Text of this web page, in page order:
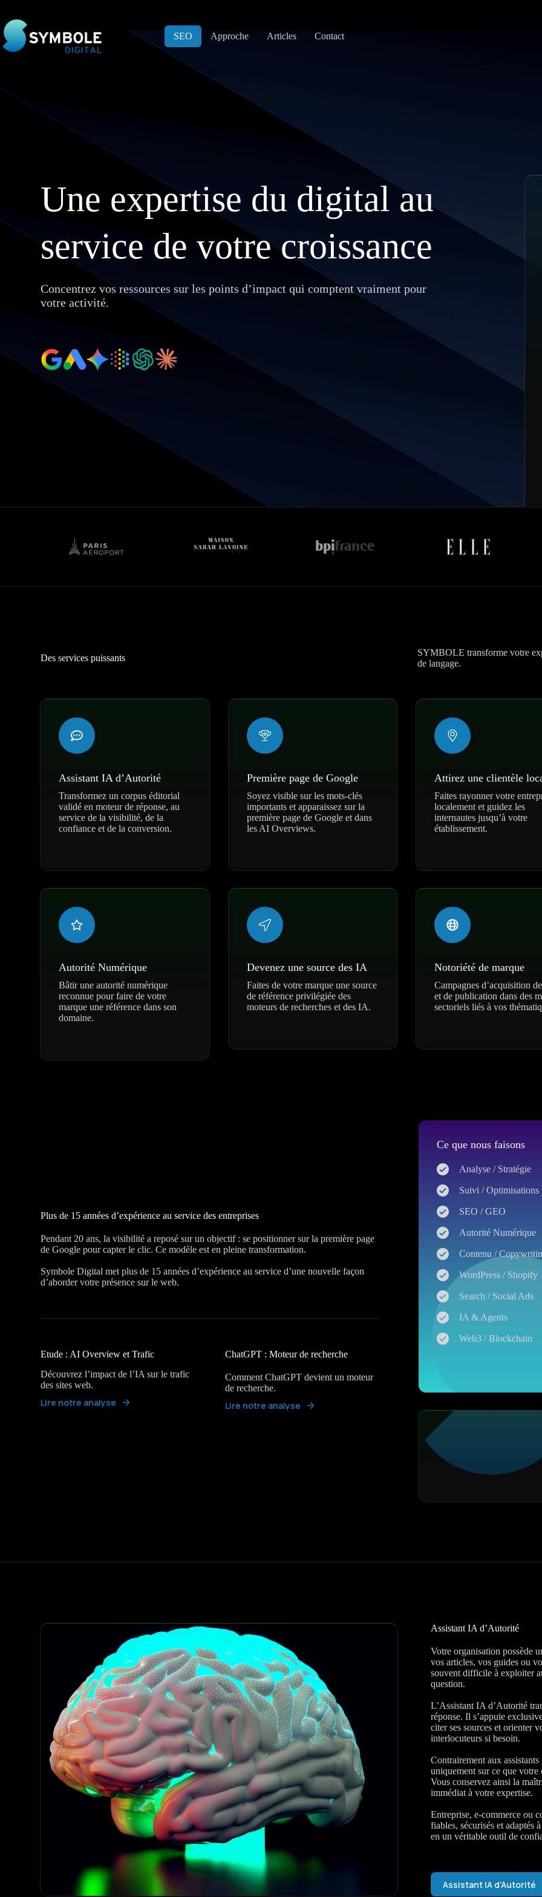
contenu
SEO
Approche Articles Contact
Une expertise du digital au
service de votre croissance
Concentrez vos ressources sur les points d’impact qui comptent vraiment pour
votre activité.
Des services puissants
SYMBOLE transforme votre
de langage.
Assistant IA d’Autorité
Transformez un corpus éditorial
validé en moteur de réponse, au
service de la visibilité, de la
confiance et de la conversion.
Première page de Google
Soyez visible sur les mots-clés
importants et apparaissez sur la
première page de Google et dans
les AI Overviews.
Attirez une clientèle
Faites rayonner votre
localement et guidez les
internautes jusqu’à votre
établissement.
Autorité Numérique
Bâtir une autorité numérique
reconnue pour faire de votre
marque une référence dans son
domaine.
Devenez une source des IA
Faites de votre marque une source
de référence privilégiée des
moteurs de recherches et des IA.
Notoriété de marque
Campagnes d’acquisition
et de publication dans des
sectoriels liés à vos
Plus de 15 années d’expérience au service des entreprises
Pendant 20 ans, la visibilité a reposé sur un objectif : se positionner sur la première page
de Google pour capter le clic. Ce modèle est en pleine transformation.
Symbole Digital met plus de 15 années d’expérience au service d’une nouvelle façon
d’aborder votre présence sur le web.
Etude : AI Overview et Trafic
Découvrez l’impact de l’IA sur le trafic
des sites web.
Lire notre analyse
ChatGPT : Moteur de recherche
Comment ChatGPT devient un moteur
de recherche.
Lire notre analyse
Ce que nous faisons
Analyse / Stratégie
Suivi / Optimisations
SEO / GEO
Autorité Numérique
Contenu /
WordPress / Shopify
Search / Social Ads
IA & Agents
Web3 / Blockchain
Assistant IA d’Autorité
Votre organisation possède
vos articles, vos guides ou
souvent difficile à exploiter
question.
L’Assistant IA d’Autorité
réponse. Il s’appuie
citer ses sources et orienter
interlocuteurs si besoin.
Contrairement aux
uniquement sur ce que votre
Vous conservez ainsi la
immédiat à votre expertise.
Entreprise, e-commerce ou
fiables, sécurisés et adaptés
en un véritable outil de
Assistant IA d’Autorité